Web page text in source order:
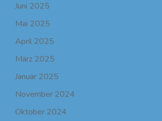
Juni 2025
Mai 2025
April 2025
März 2025
Januar 2025
November 2024
Oktober 2024